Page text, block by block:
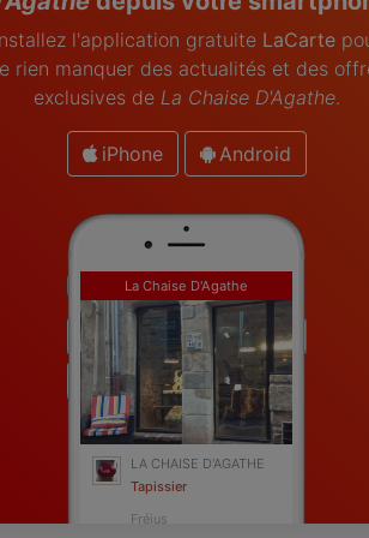
l'application gratuite LaCarte
rien manquer des actualités et des
exclusives de La Chaise D'Agathe.
iPhone Android
La Chaise D'Agathe
LA CHAISE D'AGATHE
Tapissier
Fréjus